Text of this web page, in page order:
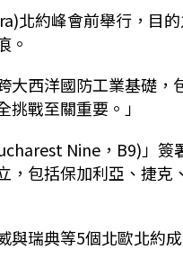
北約峰會前舉行，目
。
大西洋國防工業基礎
戰至關重要。」
Nine， B9)」簽
，包括保加利亞、捷
與瑞典等5個北歐北約